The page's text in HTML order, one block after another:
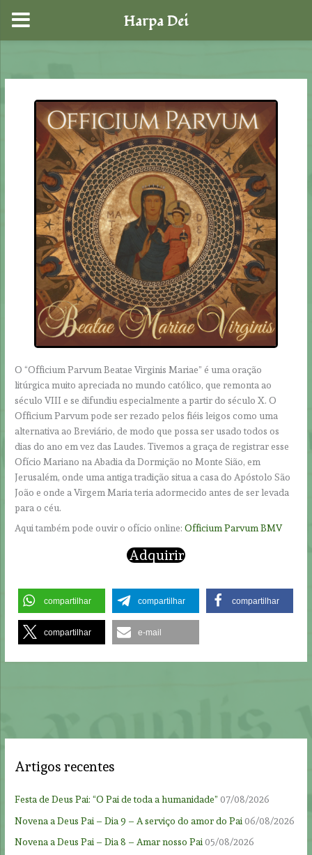
content
O “Officium Parvum Beatae Virginis Mariae” é uma oração
litúrgica muito apreciada no mundo católico, que remonta ao
século VIII e se difundiu especialmente a partir do século X. O
Officium Parvum pode ser rezado pelos fiéis leigos como uma
alternativa ao Breviário, de modo que possa ser usado todos os
dias do ano em vez das Laudes. Tivemos a graça de registrar esse
Ofício Mariano na Abadia da Dormição no Monte Sião, em
Jerusalém, onde uma antiga tradição situa a casa do Apóstolo São
João e onde a Virgem Maria teria adormecido antes de ser levada
para o céu.
Aqui também pode ouvir o ofício online:Officium Parvum BMV
Adquirir
compartilhar compartilhar compartilhar
compartilhar e-mail
Artigos recentes
Festa de Deus Pai: “O Pai de toda a humanidade” 07/08/2026
Novena a Deus Pai – Dia 9 – A serviço do amor do Pai 06/08/2026
Novena a Deus Pai – Dia 8 – Amar nosso Pai 05/08/2026
Harpa Dei